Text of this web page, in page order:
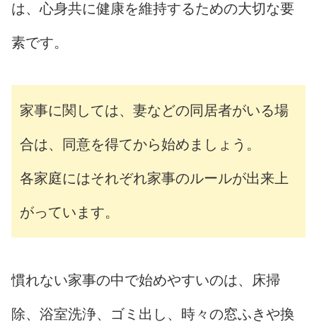
は、心身共に健康を維持するための大切な要
素です。
家事に関しては、妻などの同居者がいる場
合は、同意を得てから始めましょう。
各家庭にはそれぞれ家事のルールが出来上
がっています。
慣れない家事の中で始めやすいのは、床掃
除、浴室洗浄、ゴミ出し、時々の窓ふきや換